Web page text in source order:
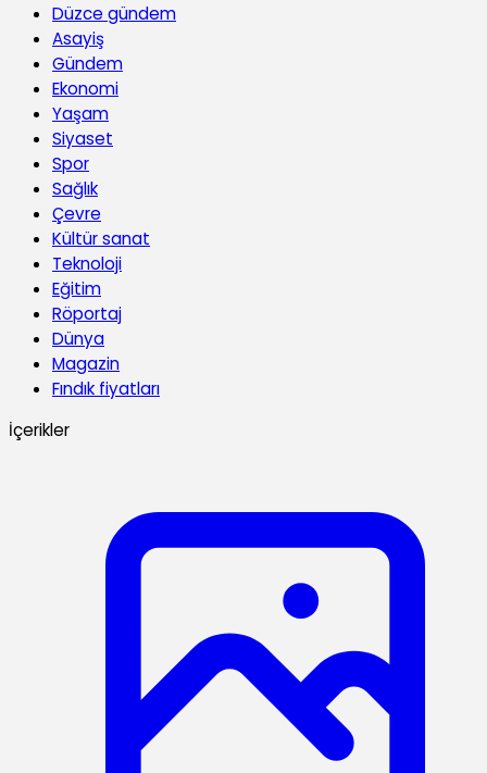
Düzce gündem
Asayiş
Gündem
Ekonomi
Yaşam
Siyaset
Spor
Sağlık
Çevre
Kültür sanat
Teknoloji
Eğitim
Röportaj
Dünya
Magazin
Fındık fiyatları
İçerikler